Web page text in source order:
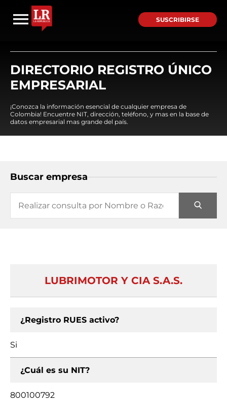
SUSCRIBIRSE
DIRECTORIO REGISTRO ÚNICO
EMPRESARIAL
¡Conozca la información esencial de cualquier empresa de
Colombia! Encuentre NIT, dirección, teléfono, y mas en la base de
datos empresarial mas grande del país.
Buscar empresa
LUBRIMOTOR Y CIA S.A.S.
¿Registro RUES activo?
Si
¿Cuál es su NIT?
800100792